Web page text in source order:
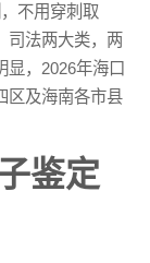
不用穿刺取
司法两大类，两
显，2026年海口
区及海南各市县
鉴定